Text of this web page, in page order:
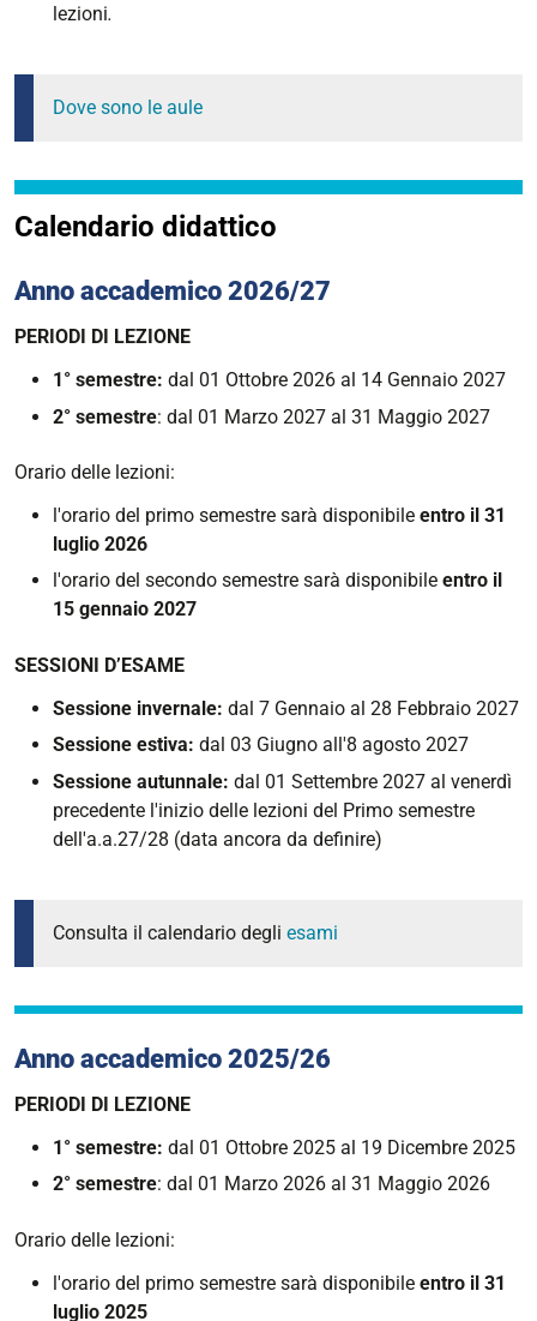
lezioni.
Dove sono le aule
Calendario didattico
Anno accademico 2026/27
PERIODI DI LEZIONE
1° semestre: dal 01 Ottobre 2026 al 14 Gennaio 2027
2° semestre: dal 01 Marzo 2027 al 31 Maggio 2027
Orario delle lezioni:
l'orario del primo semestre sarà disponibile entro il 31
luglio 2026
l'orario del secondo semestre sarà disponibile entro il
15 gennaio 2027
SESSIONI D’ESAME
Sessione invernale: dal 7 Gennaio al 28 Febbraio 2027
Sessione estiva: dal 03 Giugno all'8 agosto 2027
Sessione autunnale: dal 01 Settembre 2027 al venerdì
precedente l'inizio delle lezioni del Primo semestre
dell'a.a.27/28 (data ancora da definire)
Consulta il calendario degli esami
Anno accademico 2025/26
PERIODI DI LEZIONE
1° semestre: dal 01 Ottobre 2025 al 19 Dicembre 2025
2° semestre: dal 01 Marzo 2026 al 31 Maggio 2026
Orario delle lezioni:
l'orario del primo semestre sarà disponibile entro il 31
luglio 2025